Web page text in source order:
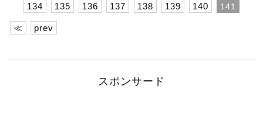
≪ prev
134 135 136 137 138 139 140 141
スポンサード